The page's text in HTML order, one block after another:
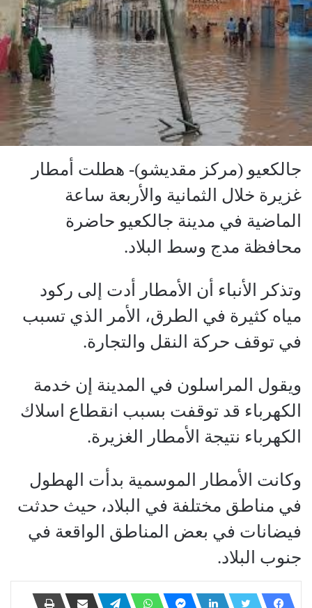
جالكعيو (مركز مقديشو)- هطلت أمطار
غزيرة خلال الثمانية والأربعة ساعة
الماضية في مدينة جالكعيو حاضرة
محافظة مدج وسط البلاد.
وتذكر الأنباء أن الأمطار أدت إلى ركود
مياه كثيرة في الطرق، الأمر الذي تسبب
في توقف حركة النقل والتجارة.
ويقول المراسلون في المدينة إن خدمة
الكهرباء قد توقفت بسبب انقطاع اسلاك
الكهرباء نتيجة الأمطار الغزيرة.
وكانت الأمطار الموسمية بدأت الهطول
في مناطق مختلفة في البلاد، حيث حدثت
فيضانات في بعض المناطق الواقعة في
جنوب البلاد.